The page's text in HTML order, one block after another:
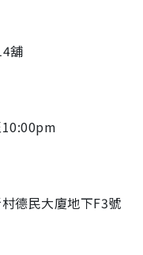
舖
德民大廈地下F3號